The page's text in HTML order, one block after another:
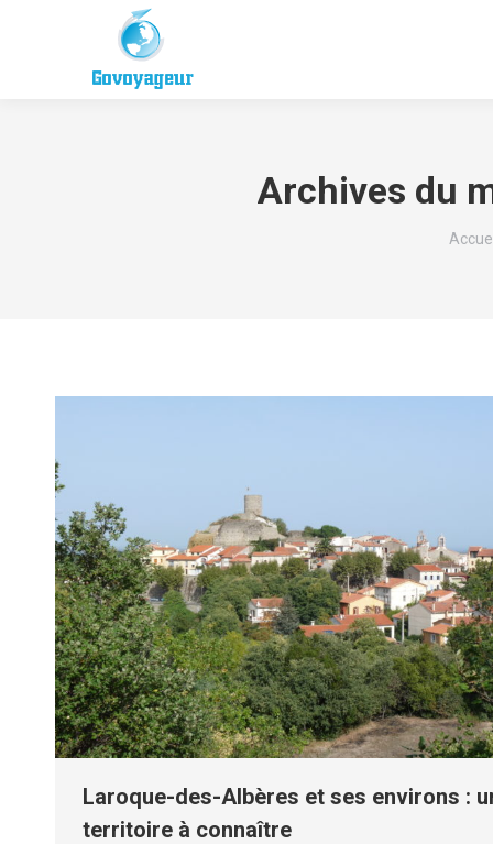
Archives du
Laroque-des-Albères et ses environs :
territoire à connaître